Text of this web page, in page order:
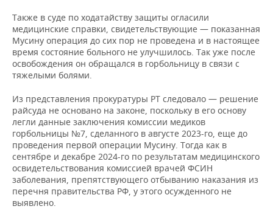
Также в суде по ходатайству защиты огласили
медицинские справки, свидетельствующие — показанная
Мусину операция до сих пор не проведена и в настоящее
время состояние больного не улучшилось. Так уже после
освобождения он обращался в горбольницу в связи с
тяжелыми болями.
Из представления прокуратуры РТ следовало — решение
райсуда не основано на законе, поскольку в его основу
легли данные заключения комиссии медиков
горбольницы №7, сделанного в августе 2023-го, еще до
проведения первой операции Мусину. Тогда как в
сентябре и декабре 2024-го по результатам медицинского
освидетельствования комиссией врачей ФСИН
заболевания, препятствующего отбыванию наказания из
перечня правительства РФ, у этого осужденного не
выявлено.